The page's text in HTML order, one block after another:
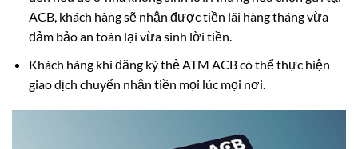
ACB, khách hàng sẽ nhận được tiền lãi hàng tháng vừa
đảm bảo an toàn lại vừa sinh lời tiền.
Khách hàng khi đăng ký thẻ ATM ACB có thể thực hiện
giao dịch chuyển nhận tiền mọi lúc mọi nơi.